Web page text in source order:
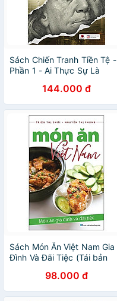
Sách Chiến Tranh Tiền Tệ -
Phần 1 - Ai Thực Sự Là
144.000 đ
Sách Món Ăn Việt Nam Gia
Đình Và Đãi Tiệc (Tái bản
98.000 đ